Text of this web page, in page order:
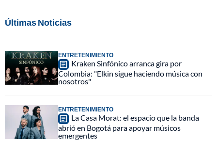
Últimas Noticias
ENTRETENIMIENTO
Kraken Sinfónico arranca gira por
Colombia: "Elkin sigue haciendo música con
nosotros"
ENTRETENIMIENTO
La Casa Morat: el espacio que la banda
abrió en Bogotá para apoyar músicos
emergentes